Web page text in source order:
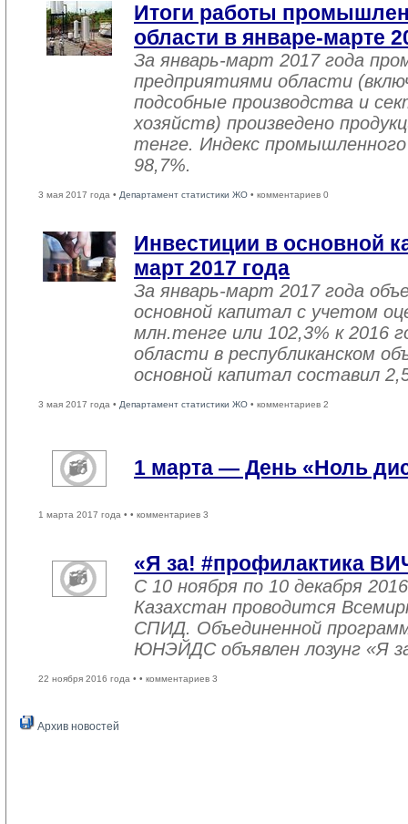
Итоги работы
области в январе-марте
За январь-март 2017 года
предприятиями области
подсобные производства и
хозяйств) произведено
тенге. Индекс
98,7%.
3 мая 2017 года • Департамент статистики ЖО • комментариев 0
Инвестиции в основной
март 2017 года
За январь-март 2017 года
основной капитал с учетом
млн.тенге или 102,3% к 2016
области в республиканском
основной капитал составил
3 мая 2017 года • Департамент статистики ЖО • комментариев 2
1 марта — День «Ноль
1 марта 2017 года • • комментариев 3
«Я за! #профилактика
С 10 ноября по 10 декабря
Казахстан проводится
СПИД. Объединенной
ЮНЭЙДС объявлен лозунг «Я
22 ноября 2016 года • • комментариев 3
Архив новостей